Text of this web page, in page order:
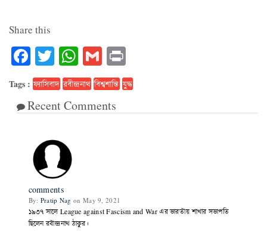
Share this
Facebook
TwitterWhatsApp
Gmail
Tags : ফ্যাসিবাদ রবীন্দ্রনাথ বিশ্বশান্তি যুদ্ধ
Recent Comments
comments
By: Pratip Nag on May 9, 2021
১৯৩৭ সালে League against Fascism and War এর ভারতীয় শাখার সভাপতি
ছিলেন রবীন্দ্রনাথ ঠাকুর।